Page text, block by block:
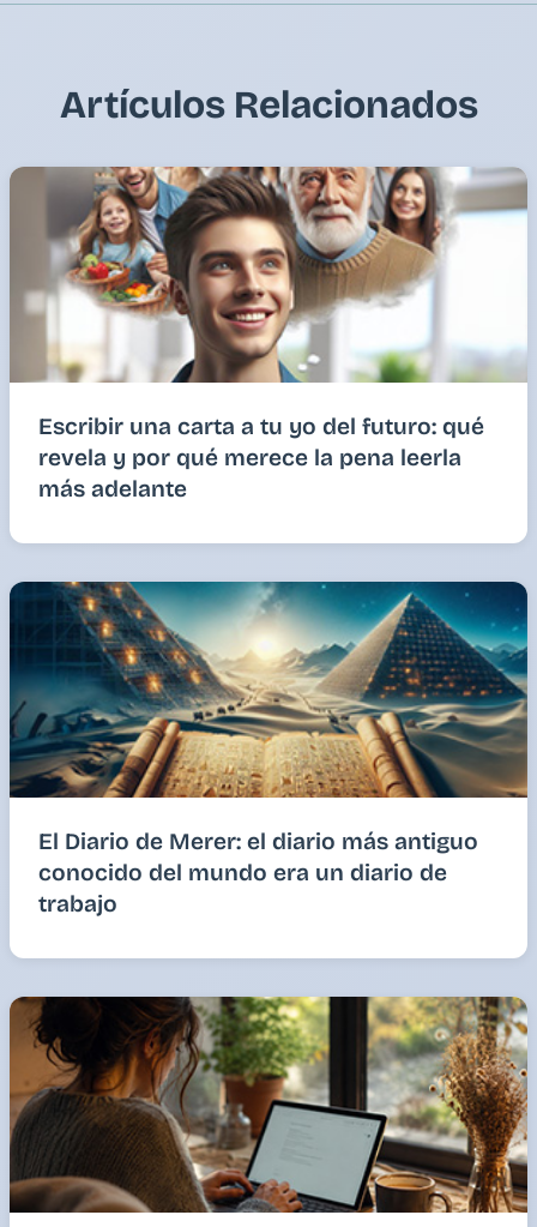
Artículos Relacionados
Escribir una carta a tu yo del futuro: qué
revela y por qué merece la pena leerla
más adelante
El Diario de Merer: el diario más antiguo
conocido del mundo era un diario de
trabajo